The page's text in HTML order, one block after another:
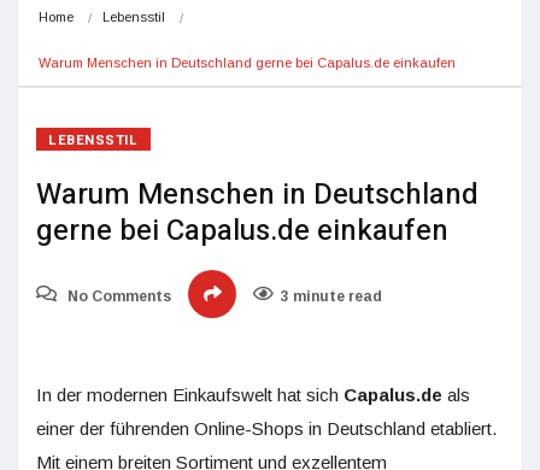
Home Lebensstil
Warum Menschen in Deutschland gerne bei Capalus.de einkaufen
LEBENSSTIL
Warum Menschen in Deutschland
gerne bei Capalus.de einkaufen
No Comments 3 minute read
In der modernen Einkaufswelt hat sich Capalus.de als
einer der führenden Online-Shops in Deutschland etabliert.
Mit einem breiten Sortiment und exzellentem